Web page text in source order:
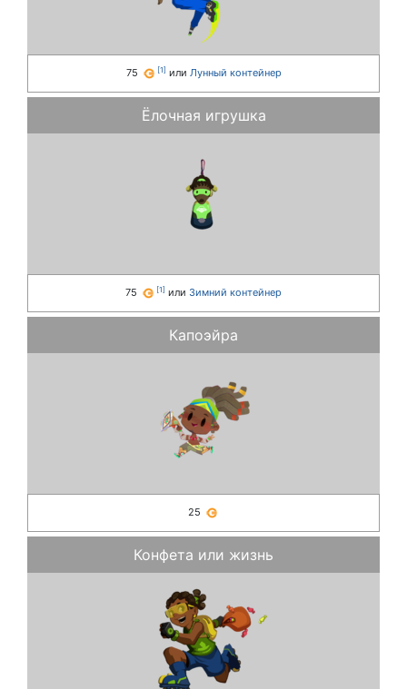
75 [1] или Лунный контейнер
Ёлочная игрушка
75 [1] или Зимний контейнер
Капоэйра
25
Конфета или жизнь